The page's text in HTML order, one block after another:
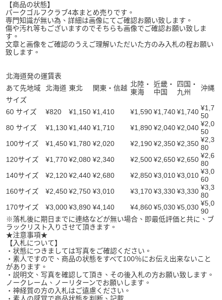
【商品の状態】
パークゴルフクラブ4本まとめ売りです。
専門知識が無い為、詳細は画像にてご確認お願い致します。
傷や汚れ等もございますのでそちらも画像でご確認お願い致しま
す。
文章と画像をご確認のうえご理解いただいた方のみ入札の程お願い
致します。
北海道発の運賃表
あて先地域
北海道 東北 関東・信越 北陸・
東海
近畿・
中国
四国・
九州
沖縄
サイズ
60 サイズ
¥820 ¥1,150 ¥1,410 ¥1,590 ¥1,740 ¥1,740 ¥1,7
50
80 サイズ
¥1,130 ¥1,440 ¥1,710 ¥1,890 ¥2,040 ¥2,040 ¥2,0
50
100サイズ
¥1,450 ¥1,780 ¥2,020 ¥2,190 ¥2,350 ¥2,350 ¥2,3
80
120サイズ
¥1,770 ¥2,080 ¥2,340 ¥2,500 ¥2,650 ¥2,650 ¥2,6
80
140サイズ
¥2,120 ¥2,440 ¥2,680 ¥2,850 ¥3,010 ¥3,010 ¥3,0
60
160サイズ
¥2,450 ¥2,750 ¥3,010 ¥3,170 ¥3,330 ¥3,330 ¥3,3
80
170サイズ
¥3,000 ¥3,890 ¥4,140 ¥4,860 ¥5,030 ¥5,030 ¥5,0
90
※落札後に期日までに連絡などが無い場合、即最低評価と共に、ブ
ラックリスト入りさせて頂きます。
★注意事項★
【入札について】
・状態につきましては写真をご確認ください。
・素人ですので、商品の状態をすべて100％にお伝え出来ないこと
があります。
・説明文、写真を確認して頂き、その後入札の方お願い致します。
ノークレーム、ノーリターンでお願いします。
・神経質の方の入札はご遠慮ください。